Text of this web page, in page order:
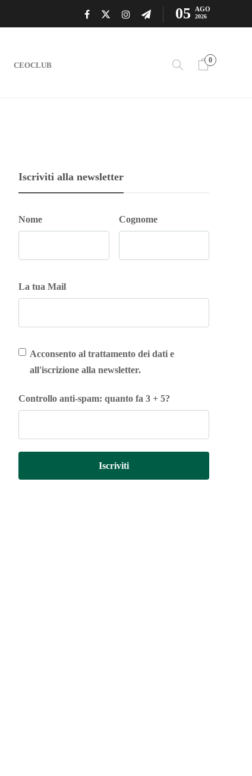
05 AGO
2026
CEOCLUB
0
Iscriviti alla newsletter
Nome Cognome
La tua Mail
Acconsento al trattamento dei dati e
all'iscrizione alla newsletter.
Controllo anti-spam: quanto fa 3 + 5?
Iscriviti